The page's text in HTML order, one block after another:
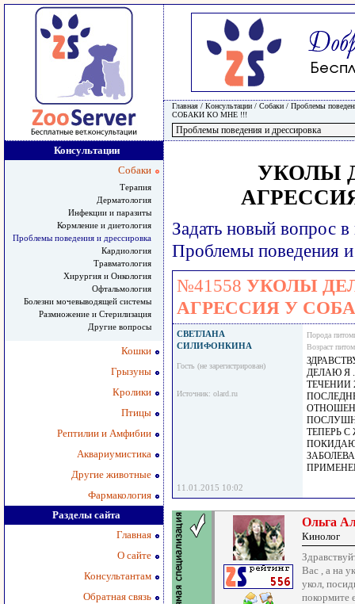
Главная / Консультации / Собаки / Проблемы
СОБАКИ КО МНЕ !!!
Консультации
Собаки
Терапия
Дерматология
Инфекции и паразиты
Кормление и диетология
Проблемы поведения и дрессировка
Кардиология
Травматология
Хирургия и Онкология
Офтальмология
Болезни мочевыводящей системы
Размножение и Стерилизация
Другие вопросы
Кошки
Грызуны
Кролики
Птицы
Рептилии и Амфибии
Аквариумистика
Другие животные
Фармакология
Разделы сайта
Главная
О сайте
Консультантам
Обратная связь
УКОЛЫ
Задать новый вопрос
Проблемы поведения и
№41558 УКОЛЫ
АГРЕССИЯ У
СВЕТЛАНА
СИЛИФОНКИНА
Гость (не зарегистрирован)
Источник: olard.ru
Порода
Возраст
ДЕЛАЮ Я
ТЕЧЕНИИ
ТЕПЕРЬ
11.01.2015 10:02
Ольга
Кинолог
Вас , а на
укол,
покормите